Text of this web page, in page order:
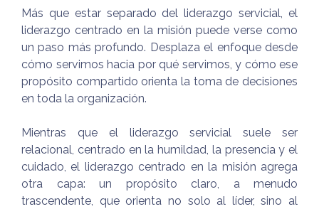
Más que estar separado del liderazgo servicial, el
liderazgo centrado en la misión puede verse como
un paso más profundo. Desplaza el enfoque desde
cómo servimos hacia por qué servimos, y cómo ese
propósito compartido orienta la toma de decisiones
en toda la organización.
Mientras que el liderazgo servicial suele ser
relacional, centrado en la humildad, la presencia y el
cuidado, el liderazgo centrado en la misión agrega
otra capa: un propósito claro, a menudo
trascendente, que orienta no solo al líder, sino al